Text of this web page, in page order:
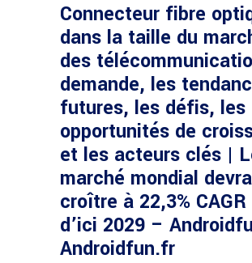
Connecteur fibre
dans la taille du
des
demande, les
futures, les défis, les
opportunités de
et les acteurs clés |
marché mondial
croître à 22,3%
d’ici 2029 –
Androidfun.fr